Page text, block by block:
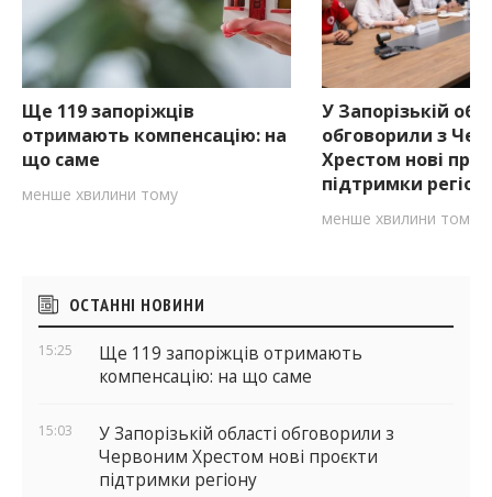
Ще 119 запоріжців
отримають компенсацію: на
що саме
менше хвилини тому
У Запорізькій
обговорили з
Хрестом нові
підтримки
менше хвилини тому
Бічні
віджети
ОСТАННІ НОВИНИ
15:25
Ще 119 запоріжців отримають
компенсацію: на що саме
15:03
У Запорізькій області обговорили з
Червоним Хрестом нові проєкти
підтримки регіону